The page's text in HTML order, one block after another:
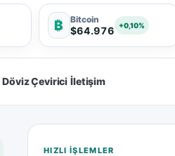
₿ Bitcoin
$64.976 +0,10%
Döviz Çevirici İletişim
HIZLI IŞLEMLER